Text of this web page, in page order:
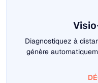
Diagnostiquez à
génère